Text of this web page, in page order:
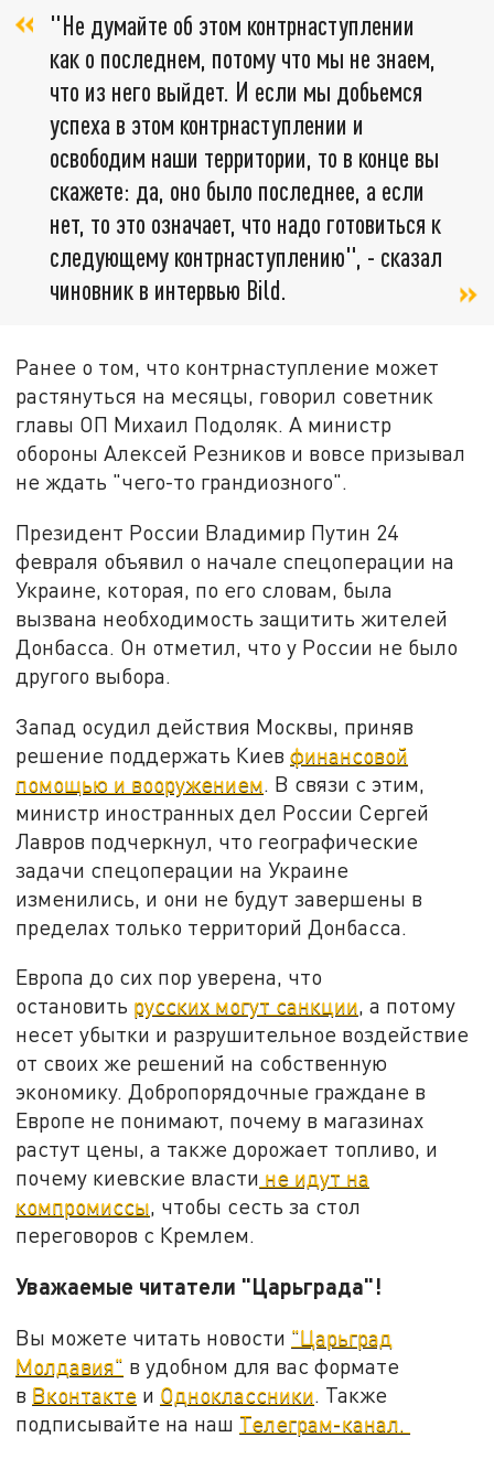
"Не думайте об этом контрнаступлении
как о последнем, потому что мы не знаем,
что из него выйдет. И если мы добьемся
успеха в этом контрнаступлении и
освободим наши территории, то в конце вы
скажете: да, оно было последнее, а если
нет, то это означает, что надо готовиться к
следующему контрнаступлению", - сказал
чиновник в интервью Bild.
Ранее о том, что контрнаступление может
растянуться на месяцы, говорил советник
главы ОП Михаил Подоляк. А министр
обороны Алексей Резников и вовсе призывал
не ждать "чего-то грандиозного".
Президент России Владимир Путин 24
февраля объявил о начале спецоперации на
Украине, которая, по его словам, была
вызвана необходимость защитить жителей
Донбасса. Он отметил, что у России не было
другого выбора.
Запад осудил действия Москвы, приняв
решение поддержать Киевфинансовой
помощью и вооружением. В связи с этим,
министр иностранных дел России Сергей
Лавров подчеркнул, что географические
задачи спецоперации на Украине
изменились, и они не будут завершены в
пределах только территорий Донбасса.
Европа до сих пор уверена, что
остановить русских могут санкции, а потому
несет убытки и разрушительное воздействие
от своих же решений на собственную
экономику. Добропорядочные граждане в
Европе не понимают, почему в магазинах
растут цены, а также дорожает топливо, и
почему киевские власти не идут на
компромиссы, чтобы сесть за стол
переговоров с Кремлем.
Уважаемые читатели "Царьграда"!
Вы можете читать новости "Царьград
Молдавия" в удобном для вас формате
в Вконтакте и Одноклассники. Также
подписывайте на наш Телеграм-канал.